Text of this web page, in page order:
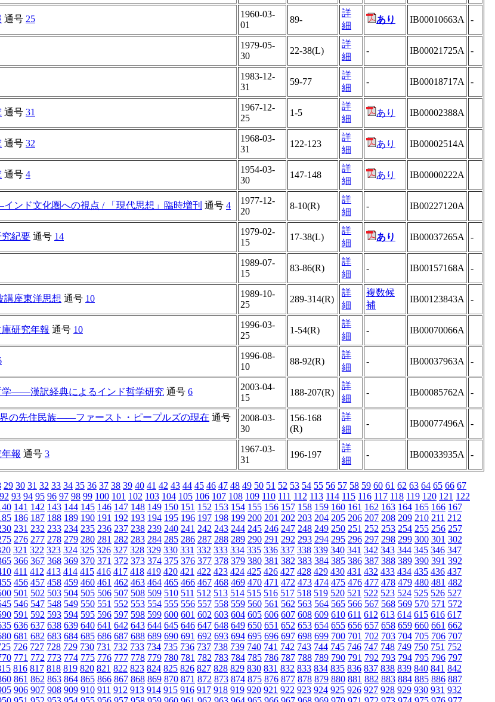
通号 25
1960-03-
01
89-
詳
細
あり IB00010663A -
1979-05-
30
22-38(L)
詳
細
- IB00021725A -
1983-12-
31
59-77
詳
細
- IB00018717A -
通号 31
1967-12-
25
1-5
詳
細
あり IB00002388A
通号 32
1968-03-
31
122-123
詳
細
あり IB00002514A
通号 4
1954-03-
30
147-148
詳
細
あり IB00000222A
ンド文化圏への視点 / 「現代思想」臨時増刊 通号 4
1977-12-
20
8-10(R)
詳
細
- IB00227120A
紀要 通号 14
1979-02-
15
17-38(L)
詳
細
あり IB00037265A -
1989-07-
15
83-86(R)
詳
細
- IB00157168A -
講座東洋思想 通号 10
1989-10-
25
289-314(R)
詳
細
複数候
補
IB00123843A -
研究年報 通号 10
1996-03-
25
1-54(R)
詳
細
- IB00070066A
1996-08-
10
88-92(R)
詳
細
- IB00037963A -
学――漢訳経典によるインド哲学研究 通号 6
2003-04-
15
188-207(R)
詳
細
- IB00085762A -
の先住民族――ファースト・ピープルズの現在 通号
2008-03-
30
156-168
(R)
詳
細
- IB00077496A -
報 通号 3
1967-03-
31
196-197
詳
細
- IB00033935A -
29 30 31 32 33 34 35 36 37 38 39 40 41 42 43 44 45 46 47 48 49 50 51 52 53 54 55 56 57 58 59 60 61 62 63 64 65 66 67
92 93 94 95 96 97 98 99 100 101 102 103 104 105 106 107 108 109 110 111 112 113 114 115 116 117 118 119 120 121 122
141 142 143 144 145 146 147 148 149 150 151 152 153 154 155 156 157 158 159 160 161 162 163 164 165 166 167
186 187 188 189 190 191 192 193 194 195 196 197 198 199 200 201 202 203 204 205 206 207 208 209 210 211 212
231 232 233 234 235 236 237 238 239 240 241 242 243 244 245 246 247 248 249 250 251 252 253 254 255 256 257
276 277 278 279 280 281 282 283 284 285 286 287 288 289 290 291 292 293 294 295 296 297 298 299 300 301 302
321 322 323 324 325 326 327 328 329 330 331 332 333 334 335 336 337 338 339 340 341 342 343 344 345 346 347
366 367 368 369 370 371 372 373 374 375 376 377 378 379 380 381 382 383 384 385 386 387 388 389 390 391 392
411 412 413 414 415 416 417 418 419 420 421 422 423 424 425 426 427 428 429 430 431 432 433 434 435 436 437
456 457 458 459 460 461 462 463 464 465 466 467 468 469 470 471 472 473 474 475 476 477 478 479 480 481 482
501 502 503 504 505 506 507 508 509 510 511 512 513 514 515 516 517 518 519 520 521 522 523 524 525 526 527
546 547 548 549 550 551 552 553 554 555 556 557 558 559 560 561 562 563 564 565 566 567 568 569 570 571 572
591 592 593 594 595 596 597 598 599 600 601 602 603 604 605 606 607 608 609 610 611 612 613 614 615 616 617
636 637 638 639 640 641 642 643 644 645 646 647 648 649 650 651 652 653 654 655 656 657 658 659 660 661 662
681 682 683 684 685 686 687 688 689 690 691 692 693 694 695 696 697 698 699 700 701 702 703 704 705 706 707
726 727 728 729 730 731 732 733 734 735 736 737 738 739 740 741 742 743 744 745 746 747 748 749 750 751 752
771 772 773 774 775 776 777 778 779 780 781 782 783 784 785 786 787 788 789 790 791 792 793 794 795 796 797
816 817 818 819 820 821 822 823 824 825 826 827 828 829 830 831 832 833 834 835 836 837 838 839 840 841 842
861 862 863 864 865 866 867 868 869 870 871 872 873 874 875 876 877 878 879 880 881 882 883 884 885 886 887
906 907 908 909 910 911 912 913 914 915 916 917 918 919 920 921 922 923 924 925 926 927 928 929 930 931 932